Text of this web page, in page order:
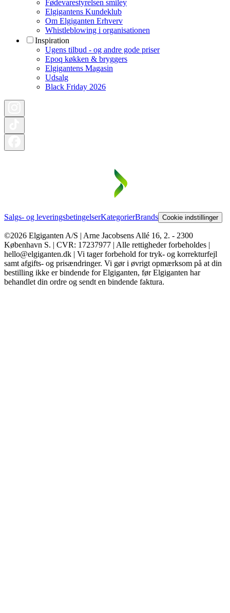
Fødevarestyrelsen smiley
Elgigantens Kundeklub
Om Elgiganten Erhverv
Whistleblowing i organisationen
Inspiration
Ugens tilbud - og andre gode priser
Epoq køkken & bryggers
Elgigantens Magasin
Udsalg
Black Friday 2026
Salgs- og leveringsbetingelserKategorierBrands Cookie indstillinger
©2026 Elgiganten A/S | Arne Jacobsens Allé 16, 2. - 2300
København S. | CVR: 17237977 | Alle rettigheder forbeholdes |
hello@elgiganten.dk | Vi tager forbehold for tryk- og korrekturfejl
samt afgifts- og prisændringer. Vi gør i øvrigt opmærksom på at din
bestilling ikke er bindende for Elgiganten, før Elgiganten har
behandlet din ordre og sendt en bindende faktura.